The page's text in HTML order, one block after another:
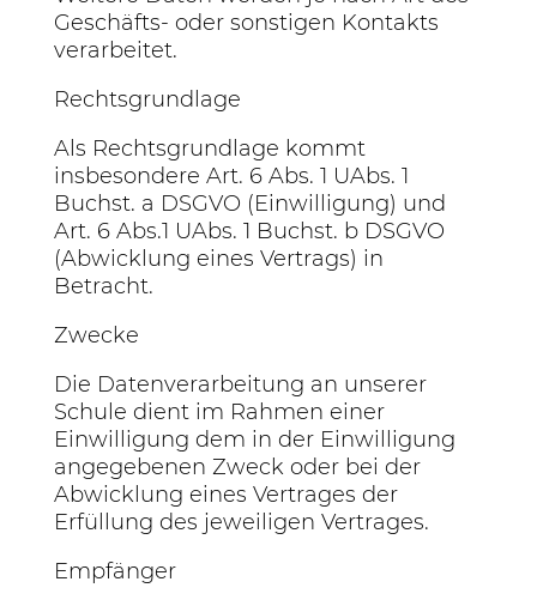
Geschäfts- oder sonstigen Kontakts
verarbeitet.
Rechtsgrundlage
Als Rechtsgrundlage kommt
insbesondere Art. 6 Abs. 1 UAbs. 1
Buchst. a DSGVO (Einwilligung) und
Art. 6 Abs.1 UAbs. 1 Buchst. b DSGVO
(Abwicklung eines Vertrags) in
Betracht.
Zwecke
Die Datenverarbeitung an unserer
Schule dient im Rahmen einer
Einwilligung dem in der Einwilligung
angegebenen Zweck oder bei der
Abwicklung eines Vertrages der
Erfüllung des jeweiligen Vertrages.
Empfänger